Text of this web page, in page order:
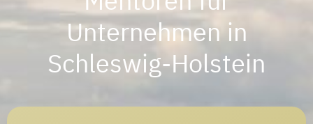
Unternehmen in
Schleswig-Holstein